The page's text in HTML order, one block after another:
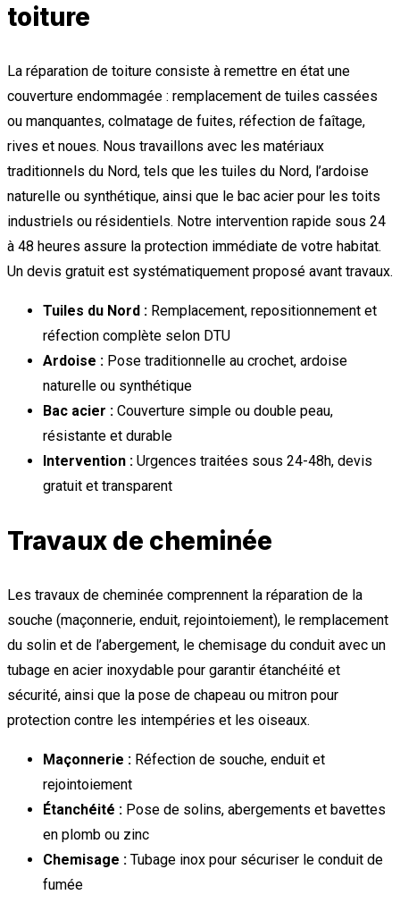
toiture
La réparation de toiture consiste à remettre en état une
couverture endommagée : remplacement de tuiles cassées
ou manquantes, colmatage de fuites, réfection de faîtage,
rives et noues. Nous travaillons avec les matériaux
traditionnels du Nord, tels que les tuiles du Nord, l’ardoise
naturelle ou synthétique, ainsi que le bac acier pour les toits
industriels ou résidentiels. Notre intervention rapide sous 24
à 48 heures assure la protection immédiate de votre habitat.
Un devis gratuit est systématiquement proposé avant travaux.
Tuiles du Nord : Remplacement, repositionnement et
réfection complète selon DTU
Ardoise : Pose traditionnelle au crochet, ardoise
naturelle ou synthétique
Bac acier : Couverture simple ou double peau,
résistante et durable
Intervention : Urgences traitées sous 24-48h, devis
gratuit et transparent
Travaux de cheminée
Les travaux de cheminée comprennent la réparation de la
souche (maçonnerie, enduit, rejointoiement), le remplacement
du solin et de l’abergement, le chemisage du conduit avec un
tubage en acier inoxydable pour garantir étanchéité et
sécurité, ainsi que la pose de chapeau ou mitron pour
protection contre les intempéries et les oiseaux.
Maçonnerie : Réfection de souche, enduit et
rejointoiement
Étanchéité : Pose de solins, abergements et bavettes
en plomb ou zinc
Chemisage : Tubage inox pour sécuriser le conduit de
fumée